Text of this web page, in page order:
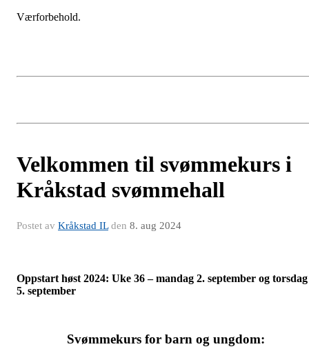
Værforbehold.
Velkommen til svømmekurs i
Kråkstad svømmehall
Postet av Kråkstad ILden 8. aug 2024
Oppstart høst 2024: Uke 36 – mandag 2. september og torsdag
5. september
Svømmekurs for barn og ungdom: